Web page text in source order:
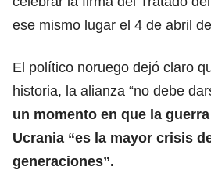
ese mismo lugar el 4 de abril
El político noruego dejó claro
historia, la alianza “no debe
un momento en que la
Ucrania “es la mayor crisis
generaciones”.